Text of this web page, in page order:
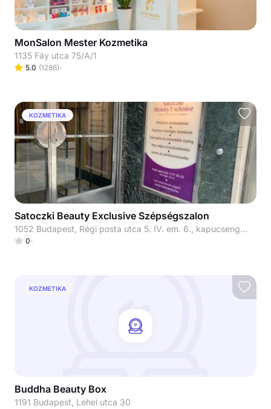
MonSalon Mester Kozmetika
1135 Fáy utca 75/A/1
5.0 (1286)
KOZMETIKA
Satoczki Beauty Exclusive Szépségszalon
1052 Budapest, Régi posta utca 5. IV. em. 6., kapucsengő: 33
0
KOZMETIKA
Buddha Beauty Box
1191 Budapest, Lehel utca 30